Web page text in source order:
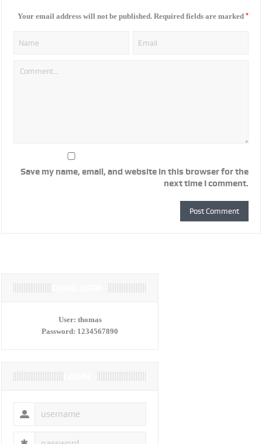
Your email address will not be published. Required fields are marked *
Save my name, email, and website in this browser for the
next time I comment.
User: thomas
Password: 1234567890